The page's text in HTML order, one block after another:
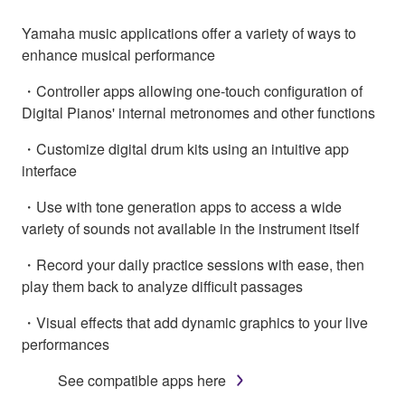
Yamaha music applications offer a variety of ways to
enhance musical performance
・Controller apps allowing one-touch configuration of
Digital Pianos' internal metronomes and other functions
・Customize digital drum kits using an intuitive app
interface
・Use with tone generation apps to access a wide
variety of sounds not available in the instrument itself
・Record your daily practice sessions with ease, then
play them back to analyze difficult passages
・Visual effects that add dynamic graphics to your live
performances
See compatible apps here